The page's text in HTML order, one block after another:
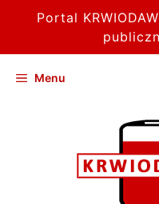
Portal
Menu